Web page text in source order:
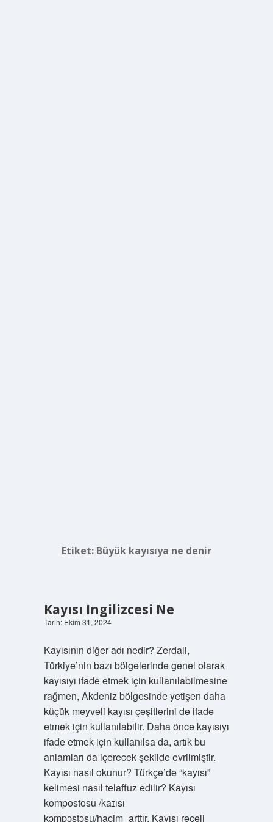
Etiket: Büyük kayısıya ne denir
Kayısı Ingilizcesi Ne
Tarih: Ekim 31, 2024
Kayısının diğer adı nedir? Zerdali,
Türkiye’nin bazı bölgelerinde genel olarak
kayısıyı ifade etmek için kullanılabilmesine
rağmen, Akdeniz bölgesinde yetişen daha
küçük meyveli kayısı çeşitlerini de ifade
etmek için kullanılabilir. Daha önce kayısıyı
ifade etmek için kullanılsa da, artık bu
anlamları da içerecek şekilde evrilmiştir.
Kayısı nasıl okunur? Türkçe’de “kayısı”
kelimesi nasıl telaffuz edilir? Kayısı
kompostosu /kaɪısı
kɔmpɔstɔsu/hacim_arttır. Kayısı reçeli